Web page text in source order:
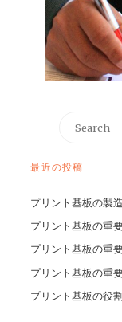
最近の投稿
プリント基板の製
プリント基板の重
プリント基板の重
プリント基板の重
プリント基板の役